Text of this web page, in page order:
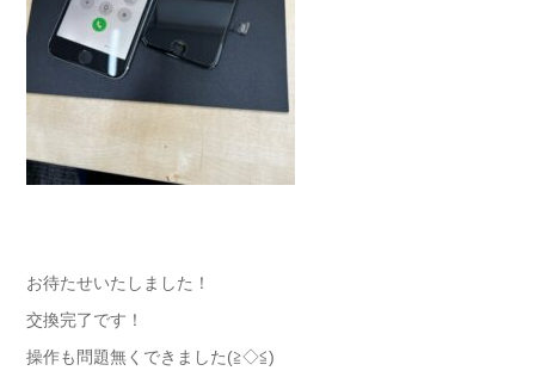
お待たせいたしました！
交換完了です！
操作も問題無くできました(≧◇≦)